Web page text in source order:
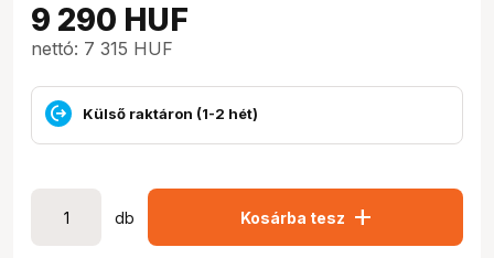
9 290 HUF
nettó: 7 315 HUF
Külső raktáron (1-2 hét)
db Kosárba tesz add